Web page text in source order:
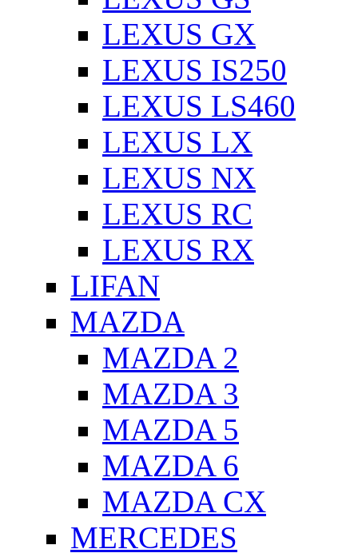
LEXUS GX
LEXUS IS250
LEXUS LS460
LEXUS LX
LEXUS NX
LEXUS RC
LEXUS RX
LIFAN
MAZDA
MAZDA 2
MAZDA 3
MAZDA 5
MAZDA 6
MAZDA CX
MERCEDES